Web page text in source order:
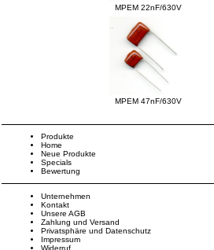
MPEM 22nF/630V
MPEM 47nF/630V
Produkte
Home
Neue Produkte
Specials
Bewertung
Unternehmen
Kontakt
Unsere AGB
Zahlung und Versand
Privatsphäre und Datenschutz
Impressum
Widerruf